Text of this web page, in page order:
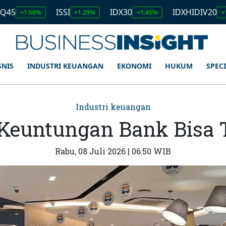
ISSI +1.29% IDX30 +1.45% IDXHIDIV20 +1.11%
INDUSTRI KEUANGAN EKONOMI HUKUM
Industri keuangan
Bank Bisa
Rabu, 08 Juli 2026 | 06:50 WIB